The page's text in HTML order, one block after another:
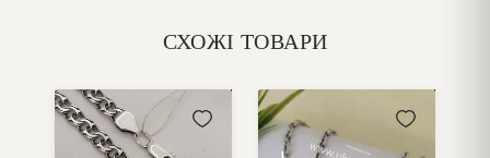
СХОЖІ ТОВАРИ